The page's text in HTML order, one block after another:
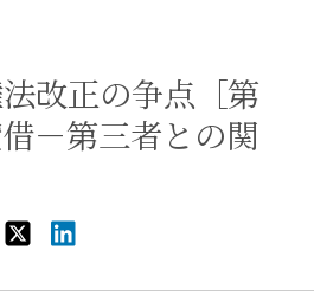
法改正の争点［第
－第三者との関